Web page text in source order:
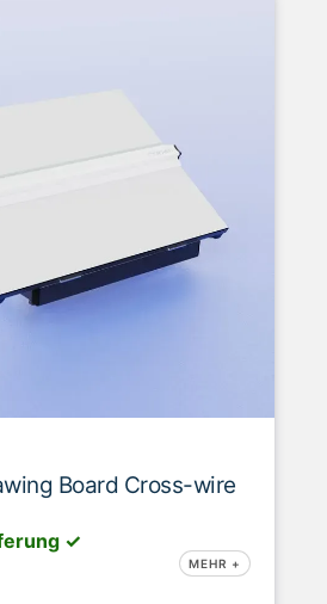
Board Cross-wire
✓
MEHR +